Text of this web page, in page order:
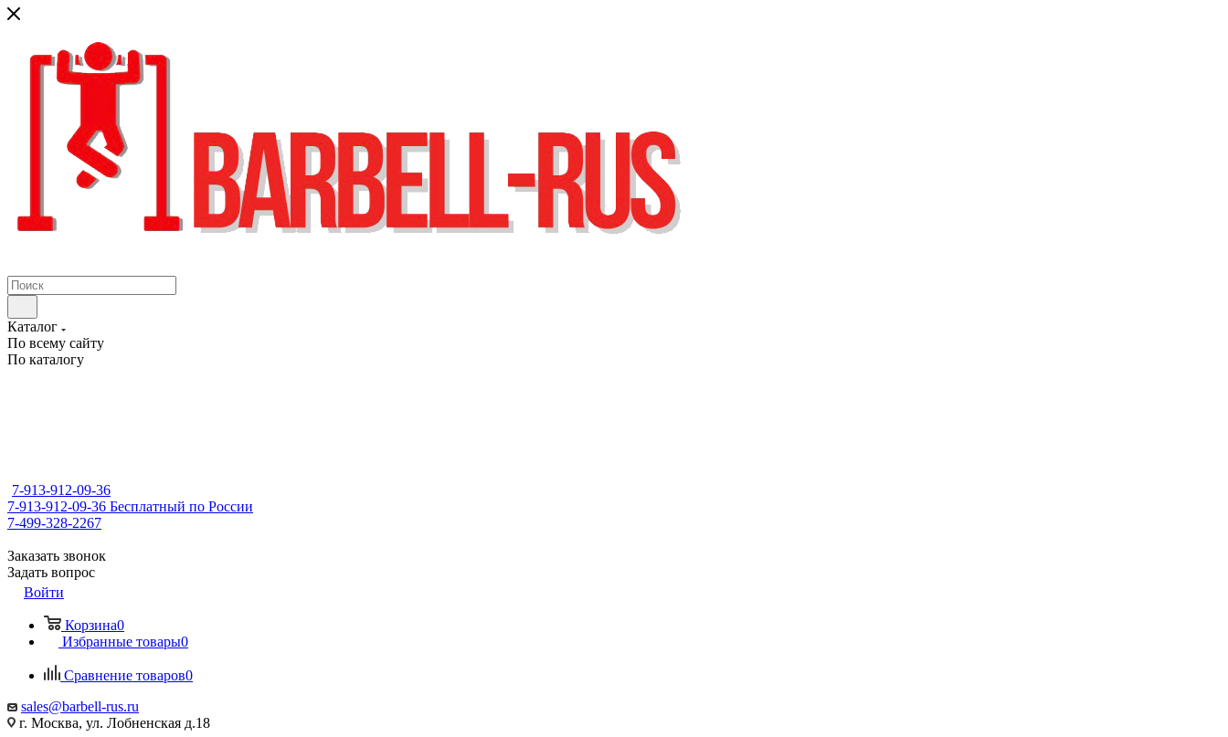
Каталог
По всему сайту
По каталогу
7-913-912-09-36
7-913-912-09-36 Бесплатный по России
7-499-328-2267
Заказать звонок
Задать вопрос
Войти
Корзина0
Избранные товары0
Сравнение товаров0
sales@barbell-rus.ru
г. Москва, ул. Лобненская д.18